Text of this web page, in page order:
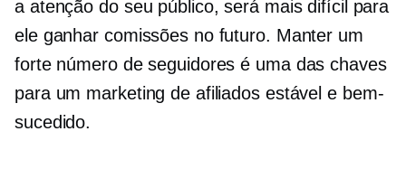
a atenção do seu público, será mais difícil para
ele ganhar comissões no futuro. Manter um
forte número de seguidores é uma das chaves
para um marketing de afiliados estável e bem-
sucedido.